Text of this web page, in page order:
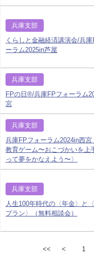
兵庫支部
くらしと金融経済講演会/兵庫
ーラム2025in芦屋
兵庫支部
FPの日®/兵庫FPフォーラム
宮
兵庫支部
兵庫FPフォーラム2024in西宮
教育ゲーム〜おこづかいを上
って夢をかなえよう〜〉
兵庫支部
人生100年時代の〈年金〉と
プラン〉（無料相談会）
<< < 1